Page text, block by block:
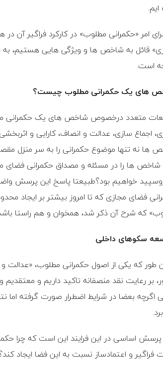
ایم.
برای امر «حکمرانی مطلوب» در کارکرد فراگیر
قائل به شاخص ها و ویژگی هایی هستیم،
است.
های یک حکمرانی مطلوب چیست؟
متعدد درخصوص شاخص های یک حکمرانی
اجماع سازی، عدالت و انصاف، کارایی و
ها نه تنها موضوع حکمرانی را به سر منزل
شاخص ها را در مسئله و مصداق حکمرانی فضای
روسپید خواهیم بود؟طبیعتا پاسخ این پرسش
فضای مجازی که تا امروز بیشتر بر
که شرح آن ذکر شد، همخوان و هم راستا
سکوهای داخلی
طور که یکی از اصول حکمرانی مطلوب،
بر رعایت نقد منصفانه تاکید داریم و
اگرچه بعضا در شرایط اضطرار صورت گرفته
پرسش اساسی در این فرایند این است که چرا
فراگیر و اعتمادساز نسبت به این فضا ایجاد